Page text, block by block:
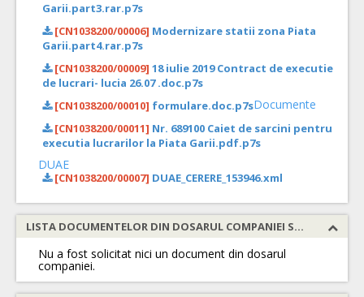
Garii.part3.rar.p7s
[CN1038200/00006] Modernizare statii zona Piata
Garii.part4.rar.p7s
[CN1038200/00009] 18 iulie 2019 Contract de executie
de lucrari- lucia 26.07 .doc.p7s
[CN1038200/00010] formulare.doc.p7s
[CN1038200/00011] Nr. 689100 Caiet de sarcini pentru
executia lucrarilor la Piata Garii.pdf.p7s
Documente
DUAE
[CN1038200/00007] DUAE_CERERE_153946.xml
LISTA DOCUMENTELOR DIN DOSARUL COMPANIEI SOLICITATE
Nu a fost solicitat nici un document din dosarul
companiei.